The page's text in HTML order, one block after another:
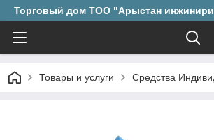
Торговый дом ТОО "Арыстан
Товары и услуги Средства